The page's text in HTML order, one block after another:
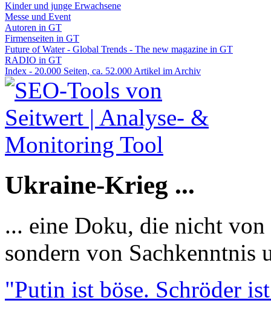
Kinder und junge Erwachsene
Messe und Event
Autoren in GT
Firmenseiten in GT
Future of Water - Global Trends - The new magazine in GT
RADIO in GT
Index - 20.000 Seiten, ca. 52.000 Artikel im Archiv
Ukraine-Krieg ...
... eine Doku, die nicht
sondern von Sachkenntnis
"Putin ist böse. Schröder